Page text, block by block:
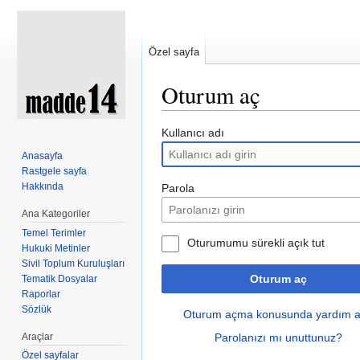
Oturum aç
Kullanıcı adı
Parola
Oturumumu sürekli açık tut
Oturum aç
Oturum açma konusunda yardım
Parolanızı mı unuttunuz?
Özel sayfa
Anasayfa
Rastgele sayfa
Hakkında
Ana Kategoriler
Temel Terimler
Hukuki Metinler
Sivil Toplum Kuruluşları
Tematik Dosyalar
Raporlar
Sözlük
Araçlar
Özel sayfalar